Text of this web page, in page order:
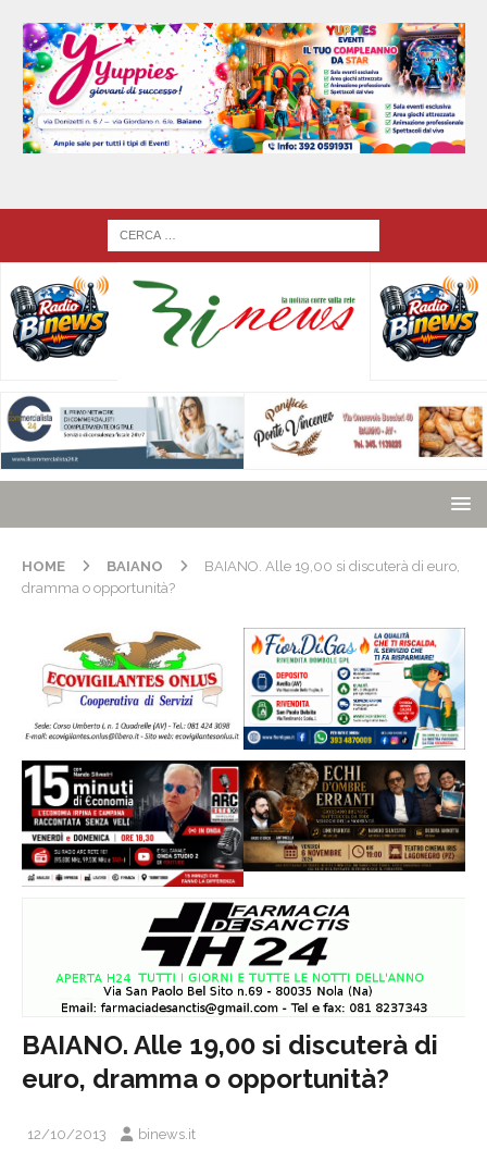
HOME BAIANO
BAIANO. Alle 19,00 si discuterà di euro,
dramma o opportunità?
BAIANO. Alle 19,00 si discuterà di
euro, dramma o opportunità?
12/10/2013 binews.it